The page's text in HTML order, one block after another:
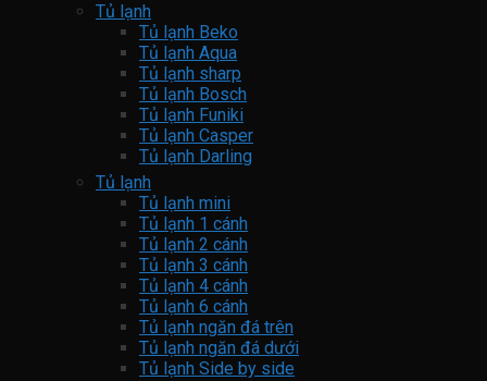
Tủ lạnh
Tủ lạnh Beko
Tủ lạnh Aqua
Tủ lạnh sharp
Tủ lạnh Bosch
Tủ lạnh Funiki
Tủ lạnh Casper
Tủ lạnh Darling
Tủ lạnh
Tủ lạnh mini
Tủ lạnh 1 cánh
Tủ lạnh 2 cánh
Tủ lạnh 3 cánh
Tủ lạnh 4 cánh
Tủ lạnh 6 cánh
Tủ lạnh ngăn đá trên
Tủ lạnh ngăn đá dưới
Tủ lạnh Side by side